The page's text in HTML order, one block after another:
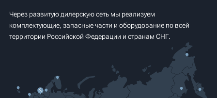
Через развитую дилерскую сеть мы реализуем
комплектующие, запасные части и оборудование по всей
территории Российской Федерации и странам СНГ.